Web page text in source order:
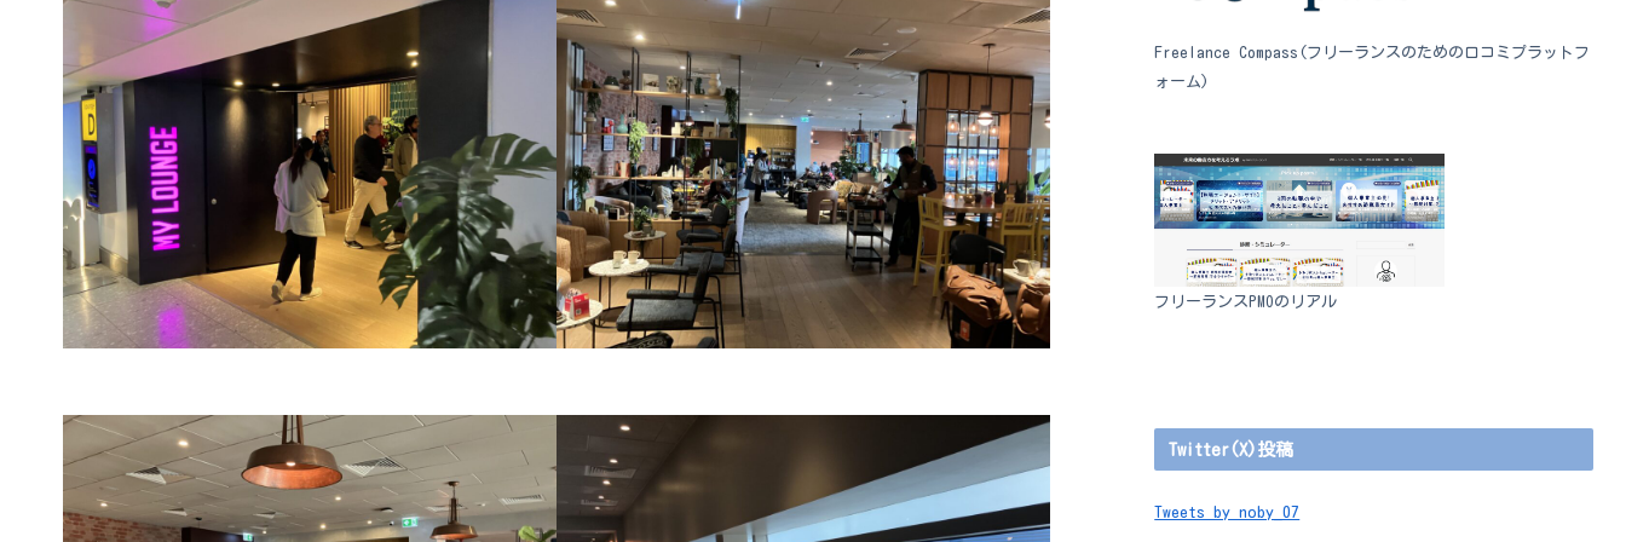
Freelance Compass(フリーランスのための口コミプラットフ
ォーム)
フリーランスPMOのリアル
Twitter(X)投稿
Tweets by noby_07